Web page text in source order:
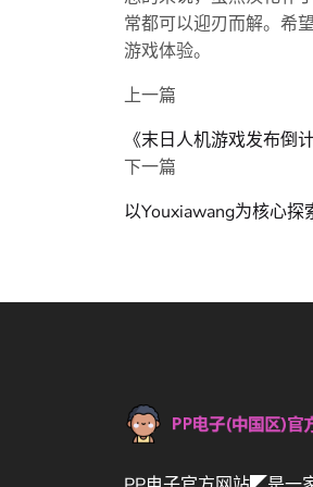
常都可以迎刃而解。希
游戏体验。
上一篇
《末日人机游戏发布倒
下一篇
以Youxiawang为核心